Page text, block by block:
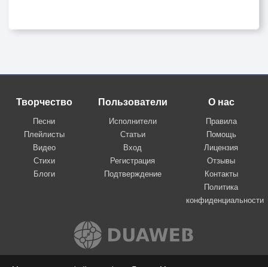
Творчество
Песни
Плейлисты
Видео
Стихи
Блоги
Пользователи
Исполнители
Статьи
Вход
Регистрация
Подтверждение
О нас
Правила
Помощь
Лицензия
Отзывы
Контакты
Политика
конфиденциальности